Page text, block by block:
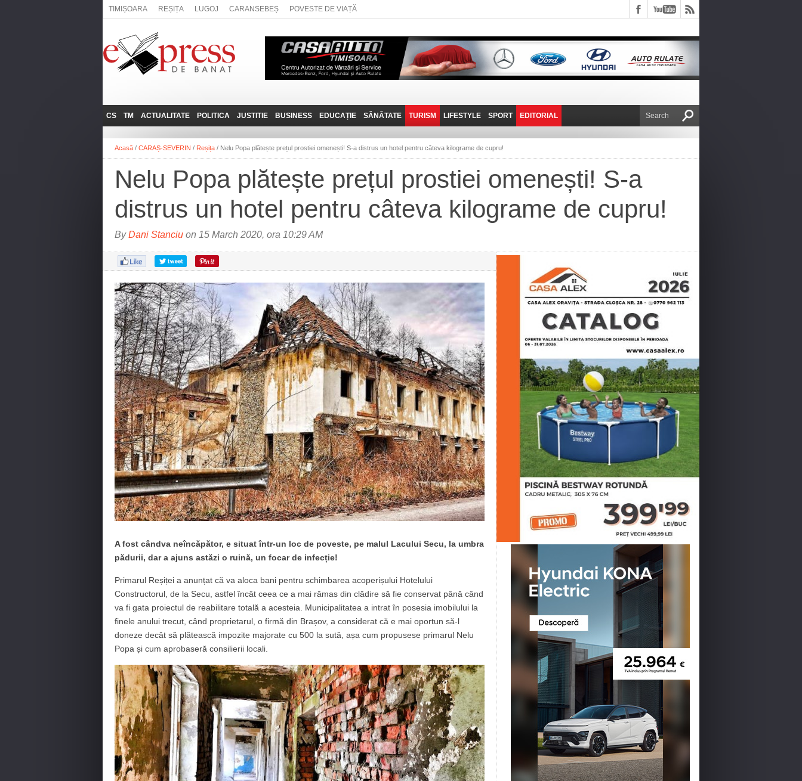
TIMIȘOARA REȘIȚA LUGOJ CARANSEBEȘ POVESTE DE VIAȚĂ
CS
REȘIȚA
CARANSEBEȘ
ANINA
BOCŞA
ORAVIȚA
OȚELU ROŞU
TM
LUGOJ
TIMIȘOARA
ACTUALITATE
ADMINISTRATIE
NAȚIONAL
SOCIAL
POLITICA
EXPRESSLIVE
INTERVIURILE
JUSTITIE BUSINESS
JOB-URI
TEHNIT
EDUCAȚIE SĂNĂTATE TURISM
PRIN MUNȚII
BANATULUI
FANTASTICUL BANAT
TRAVEL VLOG
LIFESTYLE
POVESTE DE VIAȚĂ
SPORT EDITORIAL
DE VICTOR NAFIRU
Acasă / CARAȘ-SEVERIN / Reșița / Nelu Popa plătește prețul prostiei omenești! S-a distrus un hotel pentru câteva kilograme de cupru!
Nelu Popa plătește prețul prostiei omenești! S-a
distrus un hotel pentru câteva kilograme de cupru!
ByDani Stanciu on 15 March 2020, ora 10:29 AM
A fost cândva neîncăpător, e situat într-un loc de poveste, pe malul Lacului Secu, la umbra
pădurii, dar a ajuns astăzi o ruină, un focar de infecție!
Primarul Reșiței a anunțat că va aloca bani pentru schimbarea acoperișului Hotelului
Constructorul, de la Secu, astfel încât ceea ce a mai rămas din clădire să fie conservat până când
va fi gata proiectul de reabilitare totală a acesteia. Municipalitatea a intrat în posesia imobilului la
finele anului trecut, când proprietarul, o firmă din Brașov, a considerat că e mai oportun să-l
doneze decât să plătească impozite majorate cu 500 la sută, așa cum propusese primarul Nelu
Popa și cum aprobaseră consilierii locali.